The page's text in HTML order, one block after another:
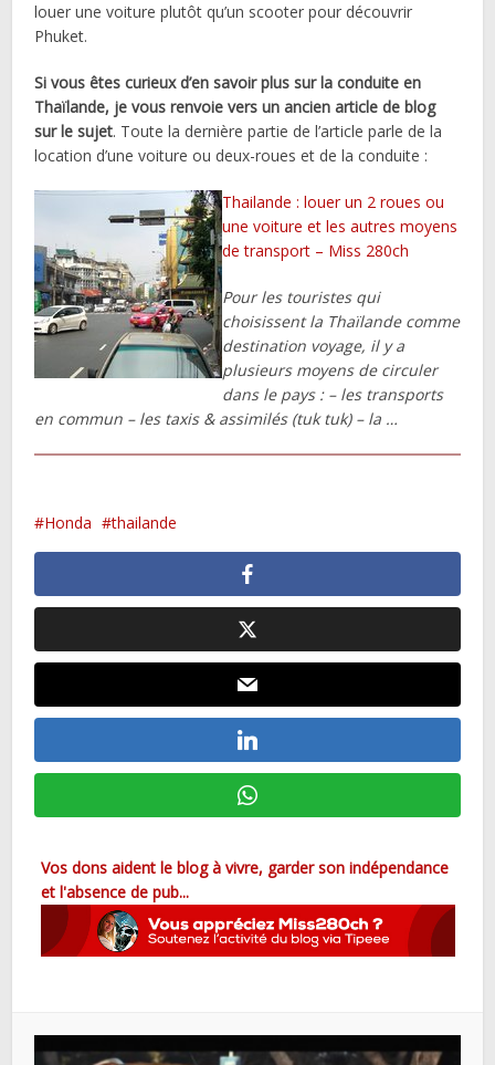
louer une voiture plutôt qu’un scooter pour découvrir
Phuket.
Si vous êtes curieux d’en savoir plus sur la conduite en
Thaïlande, je vous renvoie vers un ancien article de blog
sur le sujet. Toute la dernière partie de l’article parle de la
location d’une voiture ou deux-roues et de la conduite :
Thailande : louer un 2 roues ou
une voiture et les autres moyens
de transport – Miss 280ch
Pour les touristes qui
choisissent la Thaïlande comme
destination voyage, il y a
plusieurs moyens de circuler
dans le pays : – les transports
en commun – les taxis & assimilés (tuk tuk) – la …
Honda thailande
Vos dons aident le blog à vivre, garder son indépendance
et l'absence de pub...